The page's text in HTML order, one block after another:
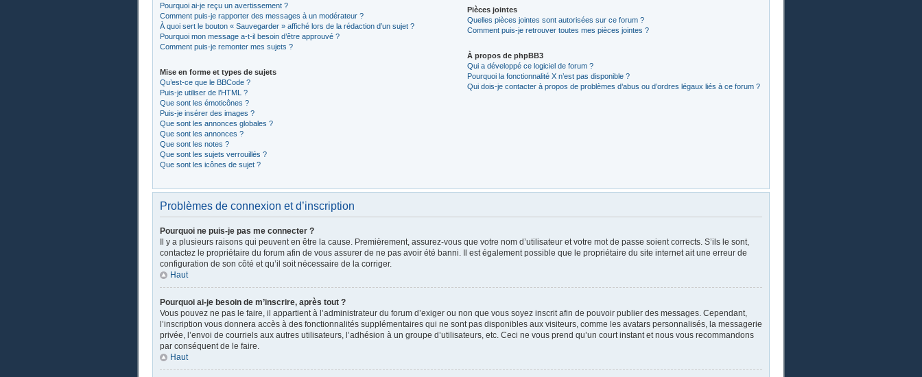
Pourquoi ai-je reçu un avertissement ?
Comment puis-je rapporter des messages à un modérateur ?
À quoi sert le bouton « Sauvegarder » affiché lors de la rédaction d’un sujet ?
Pourquoi mon message a-t-il besoin d’être approuvé ?
Comment puis-je remonter mes sujets ?
Mise en forme et types de sujets
Qu’est-ce que le BBCode ?
Puis-je utiliser de l’HTML ?
Que sont les émoticônes ?
Puis-je insérer des images ?
Que sont les annonces globales ?
Que sont les annonces ?
Que sont les notes ?
Que sont les sujets verrouillés ?
Que sont les icônes de sujet ?
Pièces jointes
Quelles pièces jointes sont autorisées sur ce forum ?
Comment puis-je retrouver toutes mes pièces jointes ?
À propos de phpBB3
Qui a développé ce logiciel de forum ?
Pourquoi la fonctionnalité X n’est pas disponible ?
Qui dois-je contacter à propos de problèmes d’abus ou d’ordres légaux liés à ce forum ?
Problèmes de connexion et d’inscription
Pourquoi ne puis-je pas me connecter ?
Il y a plusieurs raisons qui peuvent en être la cause. Premièrement, assurez-vous que votre nom d’utilisateur et votre mot de passe soient corrects. S’ils le sont,
contactez le propriétaire du forum afin de vous assurer de ne pas avoir été banni. Il est également possible que le propriétaire du site internet ait une erreur de
configuration de son côté et qu’il soit nécessaire de la corriger.
Haut
Pourquoi ai-je besoin de m’inscrire, après tout ?
Vous pouvez ne pas le faire, il appartient à l’administrateur du forum d’exiger ou non que vous soyez inscrit afin de pouvoir publier des messages. Cependant,
l’inscription vous donnera accès à des fonctionnalités supplémentaires qui ne sont pas disponibles aux visiteurs, comme les avatars personnalisés, la messagerie
privée, l’envoi de courriels aux autres utilisateurs, l’adhésion à un groupe d’utilisateurs, etc. Ceci ne vous prend qu’un court instant et nous vous recommandons
par conséquent de le faire.
Haut